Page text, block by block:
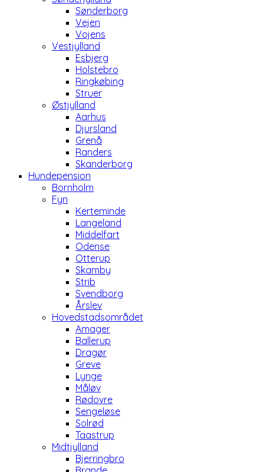
Sønderborg
Vejen
Vojens
Vestjylland
Esbjerg
Holstebro
Ringkøbing
Struer
Østjylland
Aarhus
Djursland
Grenå
Randers
Skanderborg
Hundepension
Bornholm
Fyn
Kerteminde
Langeland
Middelfart
Odense
Otterup
Skamby
Strib
Svendborg
Årslev
Hovedstadsområdet
Amager
Ballerup
Dragør
Greve
Lynge
Måløv
Rødovre
Sengeløse
Solrød
Taastrup
Midtjylland
Bjerringbro